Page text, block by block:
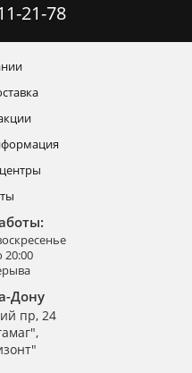
21-78
20:00
Дону
пр, 24